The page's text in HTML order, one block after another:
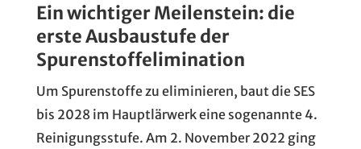
Ein wichtiger Meilenstein: die
erste Ausbaustufe der
Spurenstoffelimination
Um Spurenstoffe zu eliminieren, baut die SES
bis 2028 im Hauptlärwerk eine sogenannte 4.
Reinigungsstufe. Am 2. November 2022 ging